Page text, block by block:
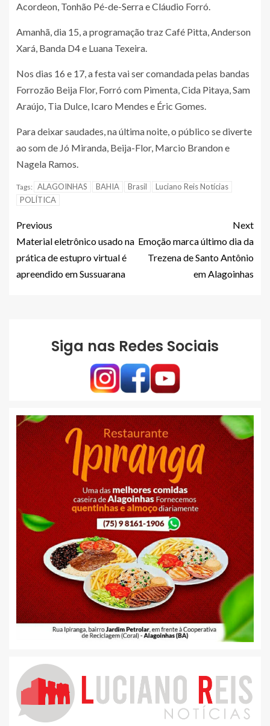
Acordeon, Tonhão Pé-de-Serra e Cláudio Forró.
Amanhã, dia 15, a programação traz Café Pitta, Anderson
Xará, Banda D4 e Luana Texeira.
Nos dias 16 e 17, a festa vai ser comandada pelas bandas
Forrozão Beija Flor, Forró com Pimenta, Cida Pitaya, Sam
Araújo, Tia Dulce, Icaro Mendes e Éric Gomes.
Para deixar saudades, na última noite, o público se diverte
ao som de Jó Miranda, Beija-Flor, Marcio Brandon e
Nagela Ramos.
Tags: ALAGOINHAS BAHIA Brasil
Luciano Reis Notícias
POLÍTICA
Previous
Material eletrônico usado na
prática de estupro virtual é
apreendido em Sussuarana
Next
Emoção marca último dia da
Trezena de Santo Antônio
em Alagoinhas
Siga nas Redes Sociais